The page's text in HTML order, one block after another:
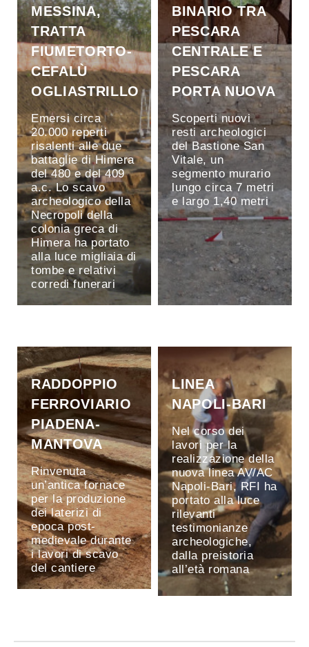
MESSINA,
TRATTA
FIUMETORTO-
CEFALÙ
OGLIASTRILLO
Emersi circa
20.000 reperti
risalenti alle due
battaglie di Himera
del 480 e del 409
a.c. Lo scavo
archeologico della
Necropoli della
colonia greca di
Himera ha portato
alla luce migliaia di
tombe e relativi
corredi funerari
BINARIO TRA
PESCARA
CENTRALE E
PESCARA
PORTA NUOVA
Scoperti nuovi
resti archeologici
del Bastione San
Vitale, un
segmento murario
lungo circa 7 metri
e largo 1,40 metri
RADDOPPIO
FERROVIARIO
PIADENA-
MANTOVA
Rinvenuta
un’antica fornace
per la produzione
dei laterizi di
epoca post-
medievale durante
i lavori di scavo
del cantiere
LINEA
NAPOLI-BARI
Nel corso dei
lavori per la
realizzazione della
nuova linea AV/AC
Napoli-Bari, RFI ha
portato alla luce
rilevanti
testimonianze
archeologiche,
dalla preistoria
all’età romana